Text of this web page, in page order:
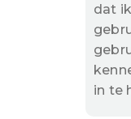
dat
in te